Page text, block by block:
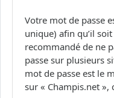
Votre mot de passe
unique) afin qu’il
recommandé de ne
passe sur plusieurs
mot de passe est le
sur « Champis.net »,